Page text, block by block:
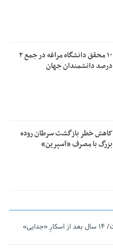
۱۰ محقق دانشگاه مراغه در جمع ۲
درصد دانشمندان جهان
کاهش خطر بازگشت سرطان روده
بزرگ با مصرف «آسپرین»
نجات‌دهنده‌ همچنان در آیینه است/ ۱۴ سال بعد از اسکارِ «جدایی»